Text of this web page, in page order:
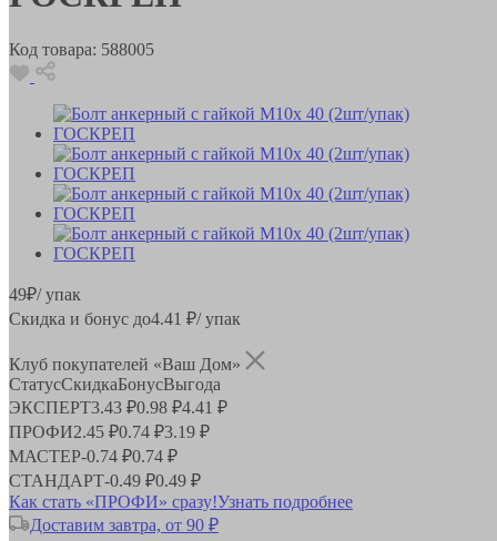
Код товара: 588005
49₽/ упак
Скидка и бонус до4.41 ₽/ упак
Клуб покупателей «Ваш Дом»
СтатусСкидкаБонусВыгода
ЭКСПЕРТ3.43 ₽0.98 ₽4.41 ₽
ПРОФИ2.45 ₽0.74 ₽3.19 ₽
МАСТЕР-0.74 ₽0.74 ₽
СТАНДАРТ-0.49 ₽0.49 ₽
Как стать «ПРОФИ» сразу!Узнать подробнее
Доставим завтра, от 90 ₽